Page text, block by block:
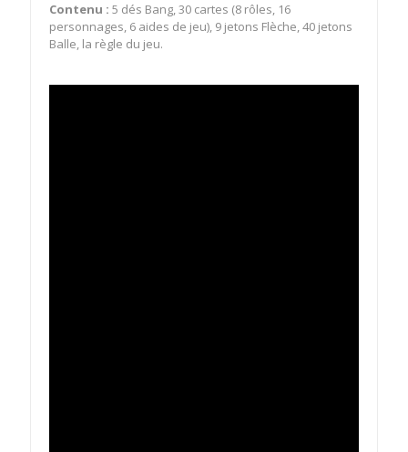
Contenu : 5 dés Bang, 30 cartes (8 rôles, 16
personnages, 6 aides de jeu), 9 jetons Flèche, 40 jetons
Balle, la règle du jeu.